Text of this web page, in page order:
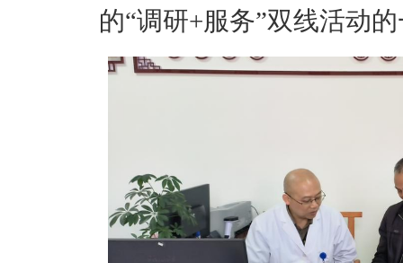
的“调研+服务”双线活动